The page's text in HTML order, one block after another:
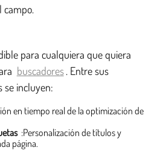
campo.
para cualquiera que quiera
buscadores . Entre sus
se incluyen:
en tiempo real de la optimización de
:Personalización de títulos y
página.